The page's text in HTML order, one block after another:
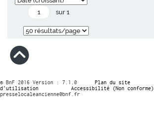
sur 1
© BnF 2016 Version : 7.1.0 Plan du site
d’utilisation
Accessibilité (Non conforme)
presselocaleancienne@bnf.fr